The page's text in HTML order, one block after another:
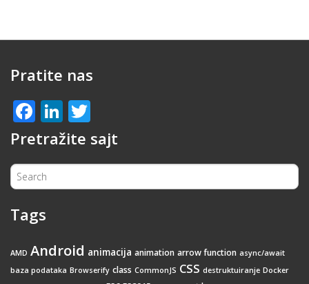
Pratite nas
Facebook
LinkedIn
Pretražite sajt
Tags
AMD Android animacija animation arrow function async/await
baza podataka Browserify class CommonJS CSS destruktuiranje Docker